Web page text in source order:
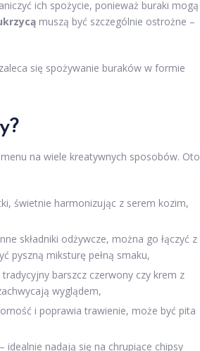
ich spożycie, ponieważ buraki mogą
muszą być szczególnie ostrożne –
się spożywanie buraków w formie
na wiele kreatywnych sposobów. Oto
świetnie harmonizując z serem kozim,
składniki odżywcze, można go łączyć z
pyszną miksturę pełną smaku,
barszcz czerwony czy krem z
wyglądem,
i poprawia trawienie, może być pita
nadają się na chrupiące chipsy